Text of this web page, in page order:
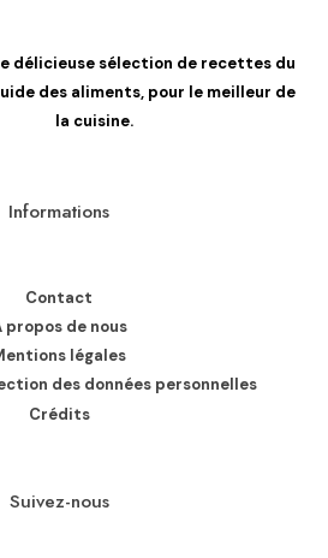
délicieuse sélection de recettes du
des aliments, pour le meilleur de
la cuisine.
Informations
Contact
propos de nous
légales
des données personnelles
Crédits
Suivez-nous